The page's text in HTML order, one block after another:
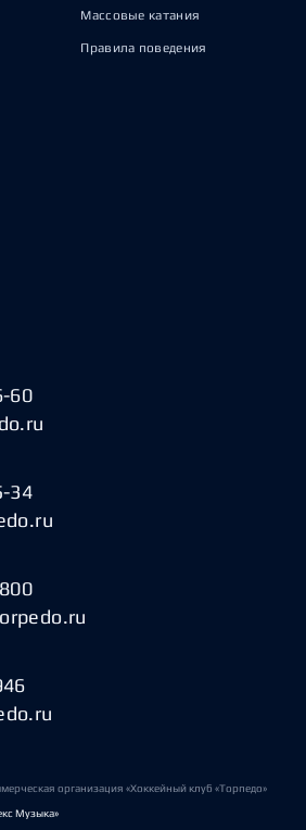
Массовые катания
Правила поведения
60
34
организация «Хоккейный клуб «Торпедо»
Музыка»